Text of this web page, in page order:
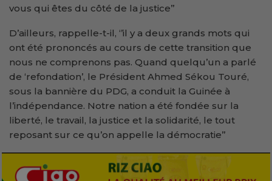
vous qui êtes du côté de la justice’’
D’ailleurs, rappelle-t-il, ‘’il y a deux grands mots qui
ont été prononcés au cours de cette transition que
nous ne comprenons pas. Quand quelqu’un a parlé
de ‘refondation’, le Président Ahmed Sékou Touré,
sous la bannière du PDG, a conduit la Guinée à
l’indépendance. Notre nation a été fondée sur la
liberté, le travail, la justice et la solidarité, le tout
reposant sur ce qu’on appelle la démocratie’’